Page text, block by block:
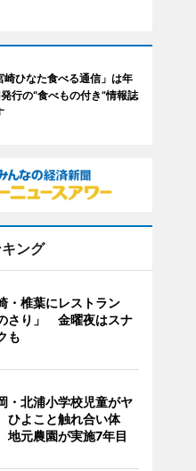
崎ひなた食べる通信」は年
行の“食べもの付き”情報誌
ング
・椎葉にレストラン
のさり」 金曜夜はスナ
も
・北浦小学校児童がヤ
ひよこと触れ合い体
元農園が実施7年目